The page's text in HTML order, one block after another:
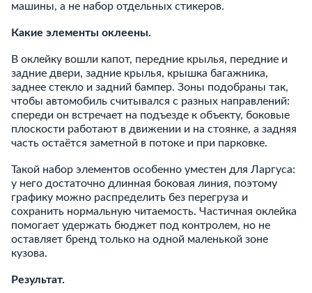
машины, а не набор отдельных стикеров.
Какие элементы оклеены.
В оклейку вошли капот, передние крылья, передние и
задние двери, задние крылья, крышка багажника,
заднее стекло и задний бампер. Зоны подобраны так,
чтобы автомобиль считывался с разных направлений:
спереди он встречает на подъезде к объекту, боковые
плоскости работают в движении и на стоянке, а задняя
часть остаётся заметной в потоке и при парковке.
Такой набор элементов особенно уместен для Ларгуса:
у него достаточно длинная боковая линия, поэтому
графику можно распределить без перегруза и
сохранить нормальную читаемость. Частичная оклейка
помогает удержать бюджет под контролем, но не
оставляет бренд только на одной маленькой зоне
кузова.
Результат.